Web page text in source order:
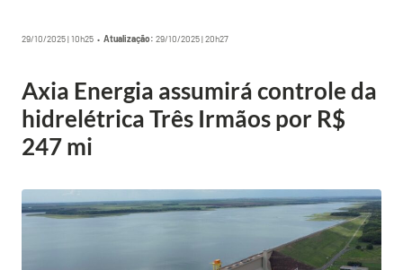
29/10/2025 | 10h25 • Atualização: 29/10/2025 | 20h27
Axia Energia assumirá controle da
hidrelétrica Três Irmãos por R$
247 mi